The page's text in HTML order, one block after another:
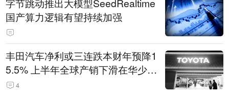
字节跳动推出大模型SeedRealtime
国产算力逻辑有望持续加强
丰田汽车净利或三连跌本财年预降1
5.5% 上半年全球产销下滑在华少卖
14.3万辆
4